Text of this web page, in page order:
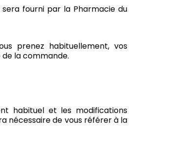
fourni par la Pharmacie du
prenez habituellement, vos
la commande.
habituel et les modifications
nécessaire de vous référer à la